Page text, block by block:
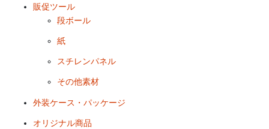
販促ツール
段ボール
紙
スチレンパネル
その他素材
外装ケース・パッケージ
オリジナル商品